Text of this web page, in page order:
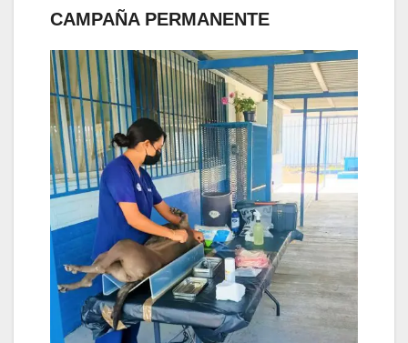
CAMPAÑA PERMANENTE